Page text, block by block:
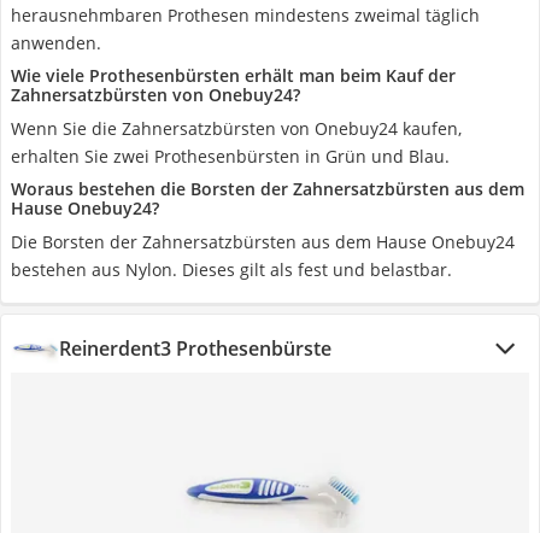
herausnehmbaren Prothesen mindestens zweimal täglich
anwenden.
Wie viele Prothesenbürsten erhält man beim Kauf der
Zahnersatzbürsten von Onebuy24?
Wenn Sie die Zahnersatzbürsten von Onebuy24 kaufen,
erhalten Sie zwei Prothesenbürsten in Grün und Blau.
Woraus bestehen die Borsten der Zahnersatzbürsten aus dem
Hause Onebuy24?
Die Borsten der Zahnersatzbürsten aus dem Hause Onebuy24
bestehen aus Nylon. Dieses gilt als fest und belastbar.
Reinerdent3 Prothesenbürste